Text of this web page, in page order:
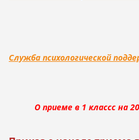
Служба психологической
О приеме в 1 классс на